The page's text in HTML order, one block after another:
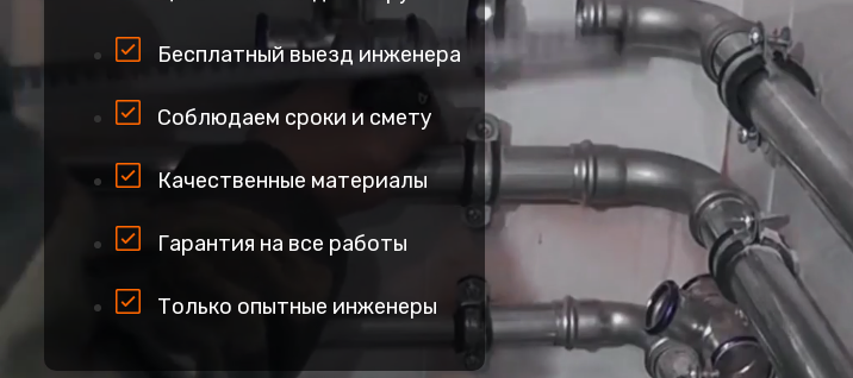
Бесплатный выезд инженера
Соблюдаем сроки и смету
Качественные материалы
Гарантия на все работы
Только опытные инженеры